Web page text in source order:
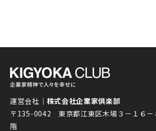
運営会社｜ 株式会社企業家倶楽部
〒135-0042 東京都江東区木場３－１６－
階